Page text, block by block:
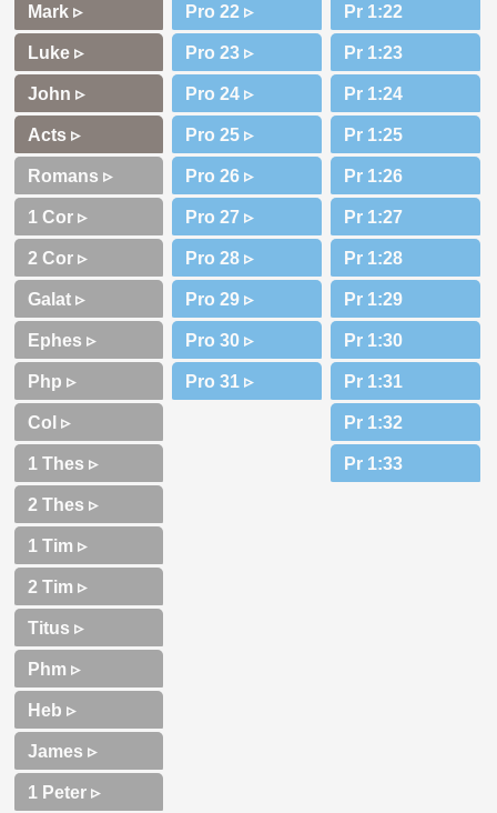
Mark ▹
Luke ▹
John ▹
Acts ▹
Romans ▹
1 Cor ▹
2 Cor ▹
Galat ▹
Ephes ▹
Php ▹
Col ▹
1 Thes ▹
2 Thes ▹
1 Tim ▹
2 Tim ▹
Titus ▹
Phm ▹
Heb ▹
James ▹
1 Peter ▹